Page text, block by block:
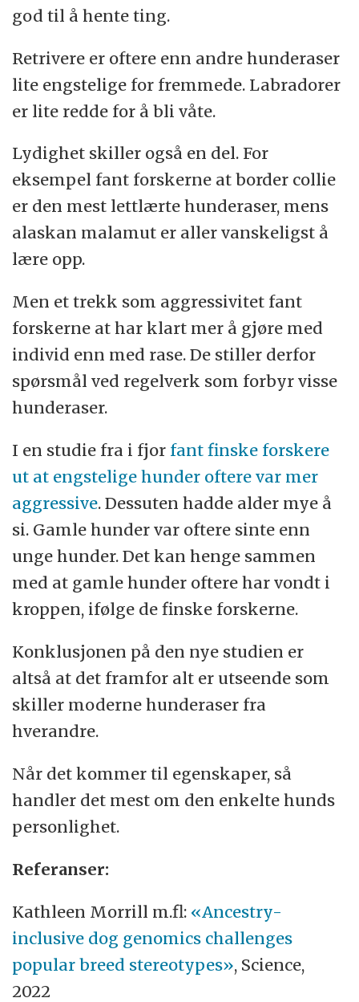
god til å hente ting.
Retrivere er oftere enn andre hunderaser
lite engstelige for fremmede. Labradorer
er lite redde for å bli våte.
Lydighet skiller også en del. For
eksempel fant forskerne at border collie
er den mest lettlærte hunderaser, mens
alaskan malamut er aller vanskeligst å
lære opp.
Men et trekk som aggressivitet fant
forskerne at har klart mer å gjøre med
individ enn med rase. De stiller derfor
spørsmål ved regelverk som forbyr visse
hunderaser.
I en studie fra i fjor fant finske forskere
ut at engstelige hunder oftere var mer
aggressive. Dessuten hadde alder mye å
si. Gamle hunder var oftere sinte enn
unge hunder. Det kan henge sammen
med at gamle hunder oftere har vondt i
kroppen, ifølge de finske forskerne.
Konklusjonen på den nye studien er
altså at det framfor alt er utseende som
skiller moderne hunderaser fra
hverandre.
Når det kommer til egenskaper, så
handler det mest om den enkelte hunds
personlighet.
Referanser:
Kathleen Morrill m.fl: «Ancestry-
inclusive dog genomics challenges
popular breed stereotypes», Science,
2022